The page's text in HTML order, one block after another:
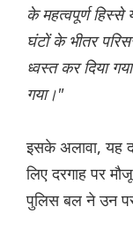
के महत्वपूर्ण
घंटों के भीतर
ध्वस्त कर दिया
गया।"
इसके अलावा, यह
लिए दरगाह पर
पुलिस बल ने उन पर